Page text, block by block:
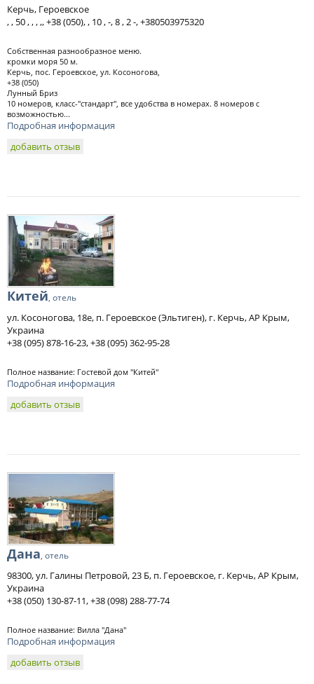
Керчь, Героевское
, , 50 , , , ,, +38 (050), , 10 , -, 8 , 2 -, +380503975320
Собственная разнообразное меню.
кромки моря 50 м.
Керчь, пос. Героевское, ул. Косоногова,
+38 (050)
Лунный Бриз
10 номеров, класс-"стандарт", все удобства в номерах. 8 номеров с
возможностью...
Подробная информация
добавить отзыв
Китей, отель
ул. Косоногова, 18е, п. Героевское (Эльтиген), г. Керчь, АР Крым,
Украина
+38 (095) 878-16-23, +38 (095) 362-95-28
Полное название: Гостевой дом "Китей"
Подробная информация
добавить отзыв
Дана, отель
98300, ул. Галины Петровой, 23 Б, п. Героевское, г. Керчь, АР Крым,
Украина
+38 (050) 130-87-11, +38 (098) 288-77-74
Полное название: Вилла "Дана"
Подробная информация
добавить отзыв